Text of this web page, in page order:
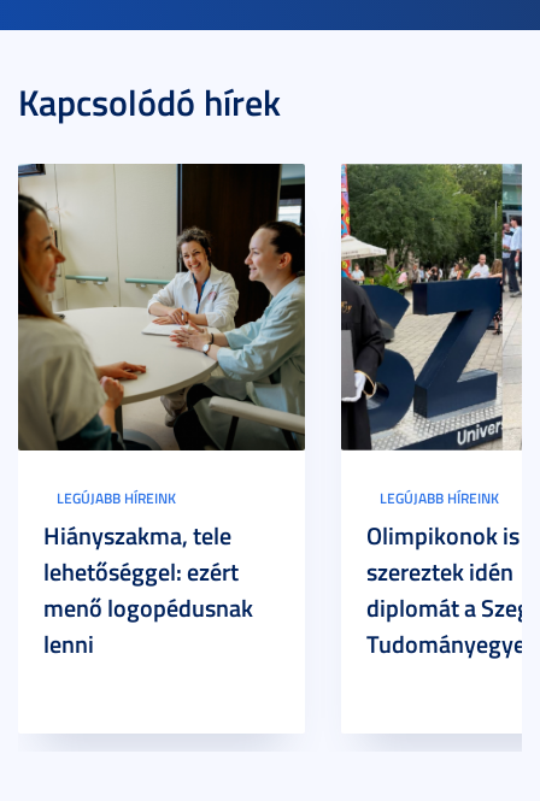
Kapcsolódó hírek
LEGÚJABB HÍREINK
Hiányszakma, tele
lehetőséggel: ezért
menő logopédusnak
lenni
LEGÚJABB HÍREINK
Olimpikonok is
szereztek idén
diplomát a